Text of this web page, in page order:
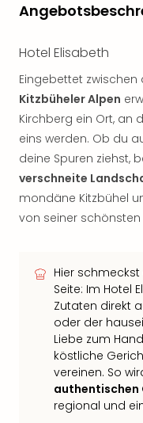
Hotel Elisabeth
Eingebettet zwischen
Kitzbüheler Alpen
Kirchberg ein Ort, an
eins werden. Ob du
deine Spuren ziehst,
verschneite
mondäne Kitzbühel
von seiner schönsten
Hier
Seite: Im Hotel
Zutaten direkt
oder der
Liebe zum
köstliche
vereinen. So
authentischen
regional und